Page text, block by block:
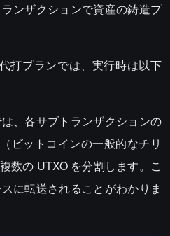
ンザクションで資産の鋳造プ
打プランでは、実行時は以下
、各サブトランザクションの
ビットコインの一般的なチリ
数の UTXO を分割します。こ
に転送されることがわかりま